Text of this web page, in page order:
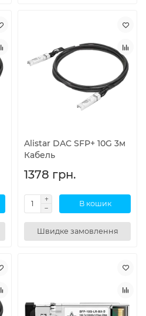
Alistar DAC SFP+ 10G 3м
Кабель
1378 грн.
В кошик
Швидке замовлення